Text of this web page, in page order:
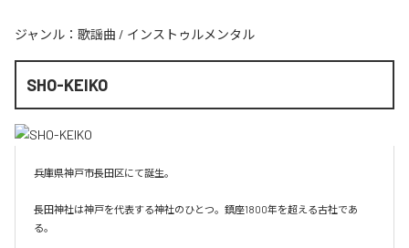
ジャンル： 歌謡曲 / インストゥルメンタル
SHO-KEIKO
兵庫県神戸市長田区にて誕生。
長田神社は神戸を代表する神社のひとつ。鎮座1800年を超える古社であ
る。